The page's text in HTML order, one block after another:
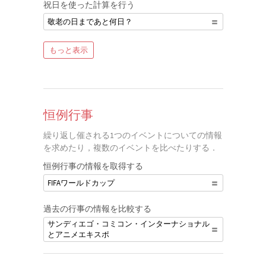
祝日を使った計算を行う
敬老の日まであと何日？
もっと表示
恒例行事
繰り返し催される1つのイベントについての情報
を求めたり，複数のイベントを比べたりする．
恒例行事の情報を取得する
FIFAワールドカップ
過去の行事の情報を比較する
サンディエゴ・コミコン・インターナショナル
とアニメエキスポ